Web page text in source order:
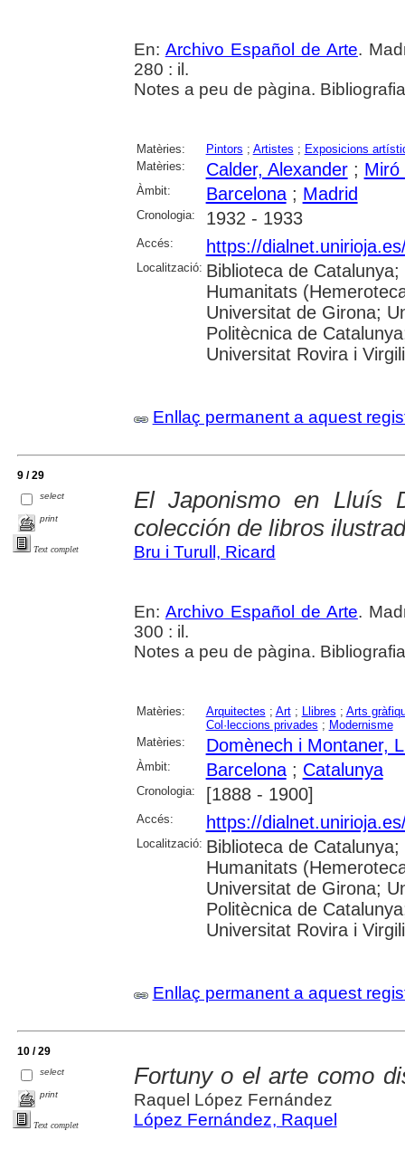
En: Archivo Español de Arte.
280 : il.
Notes a peu de pàgina.
Matèries: Pintors ; Artistes ; Exposicions
Matèries:
Calder, Alexander; Miró
Àmbit: Barcelona; Madrid
Cronologia: 1932 - 1933
Accés: https://
Localització: Biblioteca de
Humanitats
Universitat de Girona;
Politècnica de
Universitat Rovira i Virgili
Enllaç permanent a aquest
9 / 29
select
print
Text complet
El Japonismo en Lluís
colección de libros
Bru i Turull, Ricard
En: Archivo Español de Arte.
300 : il.
Notes a peu de pàgina.
Matèries: Arquitectes ; Art; Llibres ; Arts
Col·leccions privades ; Modernisme
Matèries:
Domènech i Montaner,
Àmbit: Barcelona; Catalunya
Cronologia: [1888 - 1900]
Accés: https://
Localització: Biblioteca de
Humanitats
Universitat de Girona;
Politècnica de
Universitat Rovira i Virgili
Enllaç permanent a aquest
10 / 29
select
print
Text complet
Fortuny o el arte como
Raquel López Fernández
López Fernández, Raquel